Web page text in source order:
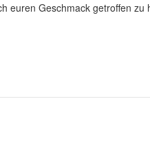
euren Geschmack getroffen zu